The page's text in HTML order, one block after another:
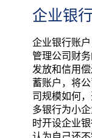
企业银
企业银行账
管理公司财
发放和信用
蓄账户，将
司规模如何
多银行为小
时开设企业